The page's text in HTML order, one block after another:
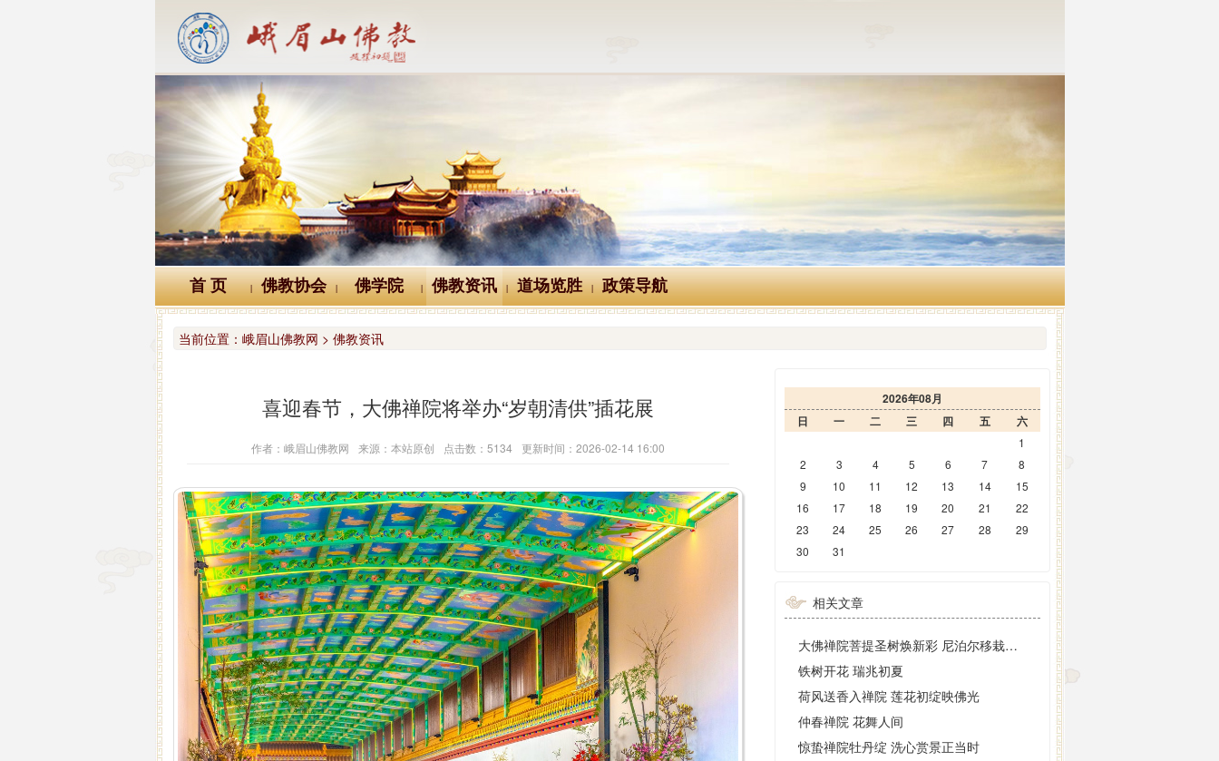
首 页 | 佛教协会 | 佛学院 | 佛教资讯 | 道场览胜 | 政策导航
当前位置： 峨眉山佛教网 > 佛教资讯
喜迎春节，大佛禅院将举办“岁朝清供”插花展
作者：峨眉山佛教网 来源：本站原创 点击数：5134 更新时间：2026-02-14 16:00
2026年08月
日
一 二 三 四 五 六
1
2
3 4 5 6 7
8
9
10 11 12 13 14
15
16
17 18 19 20 21
22
23
24 25 26 27 28
29
30
31
相关文章
大佛禅院菩提圣树焕新彩 尼泊尔移栽二十载现金叶奇观
铁树开花 瑞兆初夏
荷风送香入禅院 莲花初绽映佛光
仲春禅院 花舞人间
惊蛰禅院牡丹绽 洗心赏景正当时